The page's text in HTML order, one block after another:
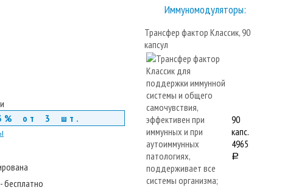
от 3 шт.
- бесплатно
Иммуномодуляторы:
Трансфер фактор Классик, 90
капсул
90
капс.
4965
a